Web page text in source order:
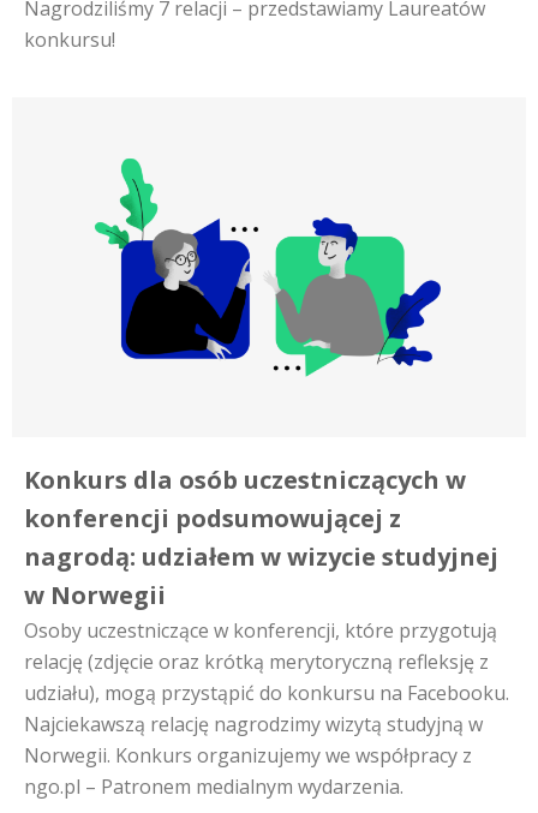
Nagrodziliśmy 7 relacji – przedstawiamy Laureatów
konkursu!
Konkurs dla osób uczestniczących w
konferencji podsumowującej z
nagrodą: udziałem w wizycie studyjnej
w Norwegii
Osoby uczestniczące w konferencji, które przygotują
relację (zdjęcie oraz krótką merytoryczną refleksję z
udziału), mogą przystąpić do konkursu na Facebooku.
Najciekawszą relację nagrodzimy wizytą studyjną w
Norwegii. Konkurs organizujemy we współpracy z
ngo.pl – Patronem medialnym wydarzenia.